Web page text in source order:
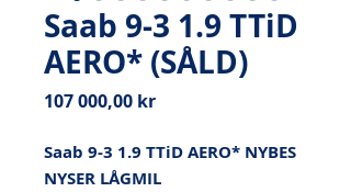
Saab 9-3 1.9 TTiD
AERO* (SÅLD)
107 000,00 krPris
Saab 9-3 1.9 TTiD AERO* NYBES
NYSER LÅGMIL